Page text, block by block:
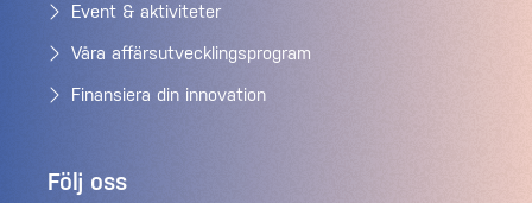
Event & aktiviteter
Våra affärsutvecklingsprogram
Finansiera din innovation
Följ oss